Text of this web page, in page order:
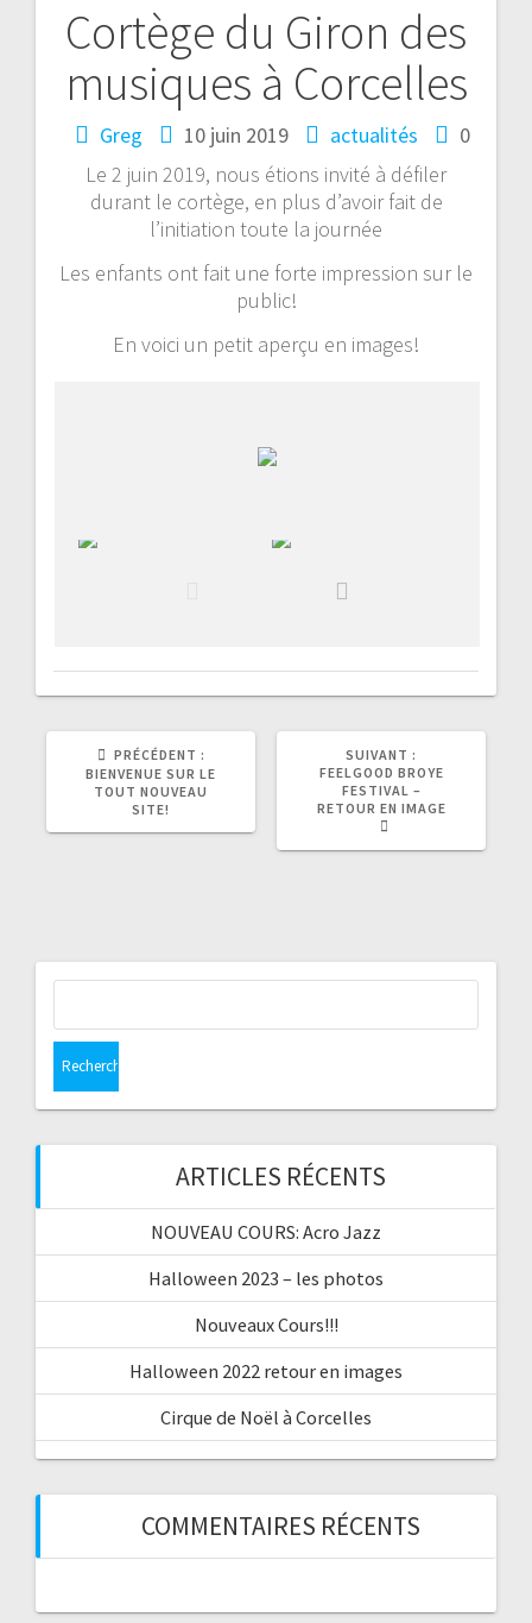
Cortège du Giron des
musiques à Corcelles
Greg 10 juin 2019 actualités
0
Le 2 juin 2019, nous étions invité à défiler
durant le cortège, en plus d’avoir fait de
l’initiation toute la journée
Les enfants ont fait une forte impression sur le
public!
En voici un petit aperçu en images!
Navigation
de
l’article
PRÉCÉDENT :
PRÉCÉDENT
:
BIENVENUE SUR LE
TOUT NOUVEAU
SITE!
SUIVANT :
SUIVANT
:
FEELGOOD BROYE
FESTIVAL –
RETOUR EN IMAGE
ARTICLES RÉCENTS
NOUVEAU COURS: Acro Jazz
Halloween 2023 – les photos
Nouveaux Cours!!!
Halloween 2022 retour en images
Cirque de Noël à Corcelles
COMMENTAIRES RÉCENTS